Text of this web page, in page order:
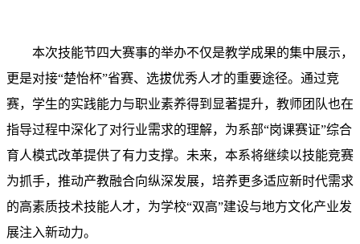
本次技能节四大赛事的举办不仅是教学成果的集中展示，
更是对接“楚怡杯”省赛、选拔优秀人才的重要途径。通过竞
赛，学生的实践能力与职业素养得到显著提升，教师团队也在
指导过程中深化了对行业需求的理解，为系部“岗课赛证”综合
育人模式改革提供了有力支撑。未来， 本系将继续以技能竞赛
为抓手，推动产教融合向纵深发展，培养更多适应新时代需求
的高素质技术技能人才，为学校“双高”建设与地方文化产业发
展注入新动力。